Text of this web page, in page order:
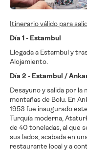
Itinerario válido para
Día 1 - Estambul
Llegada a Estambul y
Alojamiento.
Día 2 - Estambul /
Desayuno y salida por la
montañas de Bolu. En
1953 fue inaugurado
Turquía moderna,
de 40 toneladas, al que
sus lados, acabada en
restaurante local y a